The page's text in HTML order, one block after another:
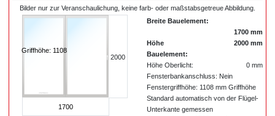
Bilder nur zur Veranschaulichung, keine farb- oder maßstabsgetreue Abbildung.
Griffhöhe: 1108
2000
1700
Breite Bauelement:
1700 mm
Höhe
Bauelement:
2000 mm
Höhe Oberlicht:
0 mm
Fensterbankanschluss: Nein
Fenstergriffhöhe: 1108 mm Griffhöhe
Standard automatisch von der Flügel-
Unterkante gemessen